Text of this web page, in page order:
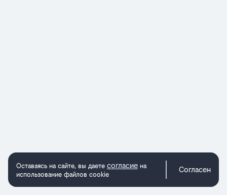
Оставаясь на сайте, вы даете согласие на
использование файлов cookie
Согласен